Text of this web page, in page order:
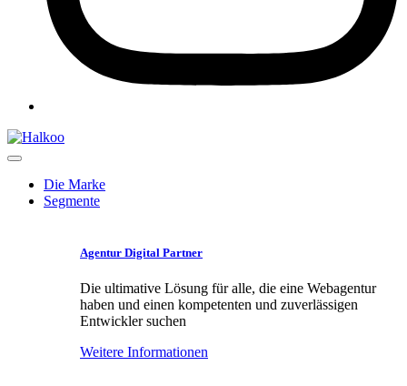
Die Marke
Segmente
Agentur Digital Partner
Die ultimative Lösung für alle, die eine Webagentur
haben und einen kompetenten und zuverlässigen
Entwickler suchen
Weitere Informationen